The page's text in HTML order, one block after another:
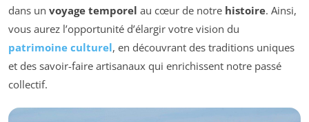
dans un voyage temporel au cœur de notre histoire. Ainsi,
vous aurez l’opportunité d’élargir votre vision du
patrimoine culturel, en découvrant des traditions uniques
et des savoir-faire artisanaux qui enrichissent notre passé
collectif.